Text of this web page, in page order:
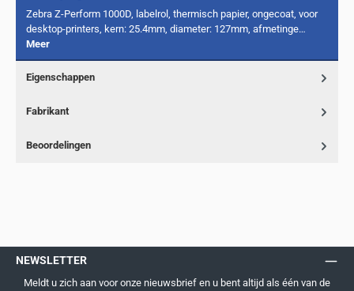
Zebra Z-Perform 1000D, labelrol, thermisch papier, ongecoat, voor
desktop-printers, kern: 25.4mm, diameter: 127mm, afmetinge…
Meer
Eigenschappen
Fabrikant
Beoordelingen
NEWSLETTER
Meldt u zich aan voor onze nieuwsbrief en u bent altijd als één van de